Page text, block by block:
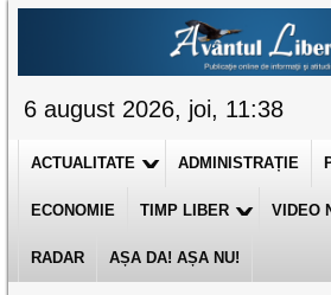
6 august 2026, joi, 11:38
ACTUALITATE ADMINISTRAȚIE
ECONOMIE TIMP LIBER VIDEO
RADAR AȘA DA! AȘA NU!